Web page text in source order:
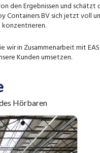
den Ergebnissen und schätzt
Containers BV sich jetzt voll
wir in Zusammenarbeit mit
Kunden umsetzen.
Hörbaren